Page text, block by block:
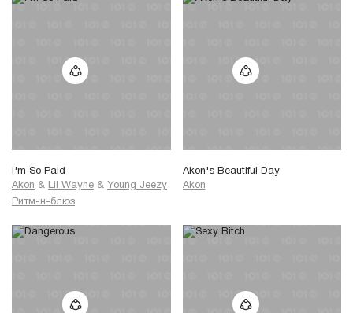
I'm So Paid
Akon & Lil Wayne & Young Jeezy
Ритм-н-блюз
Akon's Beautiful Day
Akon